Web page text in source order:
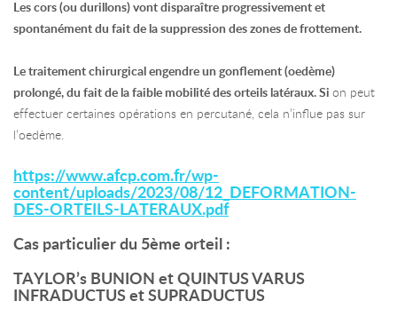
Les cors (ou durillons) vont disparaître progressivement et
spontanément du fait de la suppression des zones de frottement.
Le traitement chirurgical engendre un gonflement (oedème)
prolongé, du fait de la faible mobilité des orteils latéraux. Si on peut
effectuer certaines opérations en percutané, cela n’influe pas sur
l’oedème.
https://www.afcp.com.fr/wp-
content/uploads/2023/08/12_DEFORMATION-
DES-ORTEILS-LATERAUX.pdf
Cas particulier du 5ème orteil :
TAYLOR’s BUNION et QUINTUS VARUS
INFRADUCTUS et SUPRADUCTUS